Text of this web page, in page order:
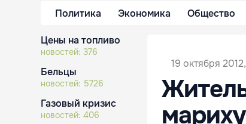
Политика Экономика Общество
Цены на топливо
новостей: 376
Бельцы
новостей: 5726
Газовый кризис
новостей: 406
19 октября